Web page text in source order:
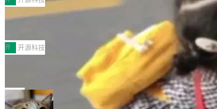
ENT，实现零拷贝传输性能提升30%、非零拷贝
传输性能最高提升5倍。UCL-MPComm底层基
于自研UCL-Engine通信引擎，后续腾讯网平将
持续开源更多基于UCL-Engine的高性能通信组
件。 腾讯网平团队在UCL-MPComm中实现了一
个独立于业务线程的全局通信引擎（Engine），
开源 AI 编程平台 CoStrict 应用”凭借卓越的技术
创新与落地成效成功入选。 全链路私有化部署，
助力企业AI研发安全落地 当前，越来越多企业已
经开始引入 AI Coding 工具，通过调用公有云模
型或企业内部部署模型提升研发效率。但随着 AI
Coding 从个人辅助工具逐步走向团队级、组织
级应用，企业在规模化落地过程中，对安全性、
可控性和代码质量提出了更高要求。 首先是数据
安全与合规要求。对于大多数普通研发场景，公
深信服AI算力网关入选工信部人工智能
前不久，工业和信息化部正式发布《2025年人工
智能应用典型案例名单》，集中展示人工智能在
各领域的应用成果，覆盖技术底座、行业赋能、
产品应用、支撑保障、专题等五大方向。深信服
AI算力网关（AI创新平台）成功入选！ 随着各行
各业的Agent走向规模化建设，算力构成形态逐
渐丰富，用户关注的重点也在发生变化：不只是
开 开源科技
Jeff Dean 离开 Google：一个时代的结
束，一个实验室的开始
Google 员工编号 20。MapReduce 作者之一。
Bigtable 作者之一。TensorFlow 的作者之一。
Gemini 的架构师。Google 首席科学家。 Jeff D
局